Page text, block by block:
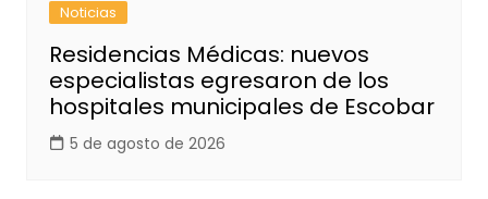
Noticias
Residencias Médicas: nuevos
especialistas egresaron de los
hospitales municipales de Escobar
5 de agosto de 2026